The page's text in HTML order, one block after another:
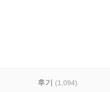
후기 (1,094)